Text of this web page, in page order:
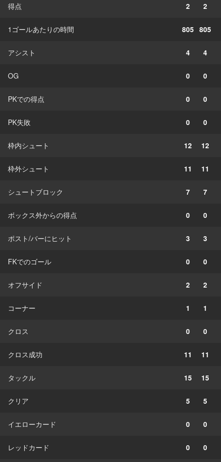
得点 2 2
1ゴールあたりの時間 805 805
アシスト 4 4
OG 0 0
PKでの得点 0 0
PK失敗 0 0
枠内シュート 12 12
枠外シュート 11 11
シュートブロック 7 7
ボックス外からの得点 0 0
ポスト/バーにヒット 3 3
FKでのゴール 0 0
オフサイド 2 2
コーナー 1 1
クロス 0 0
クロス成功 11 11
タックル 15 15
クリア 5 5
イエローカード 0 0
レッドカード 0 0